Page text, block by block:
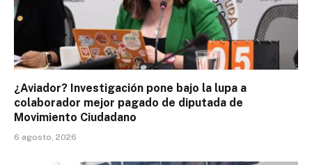
¿Aviador? Investigación pone bajo la lupa a
colaborador mejor pagado de diputada de
Movimiento Ciudadano
6 agosto, 2026